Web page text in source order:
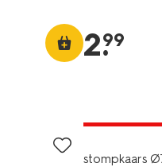
2.
99
stompkaars